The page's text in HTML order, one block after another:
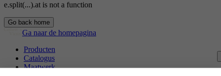
e.split(...).at is not a function
Go back home
Ga naar de homepagina
Producten
Catalogus
Maatwerk